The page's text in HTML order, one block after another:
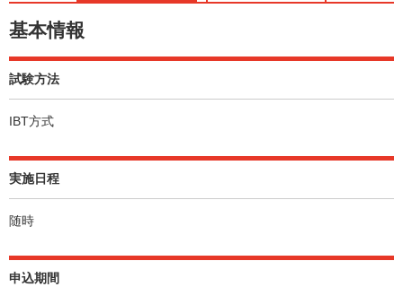
基本情報
試験方法
IBT方式
実施日程
随時
申込期間